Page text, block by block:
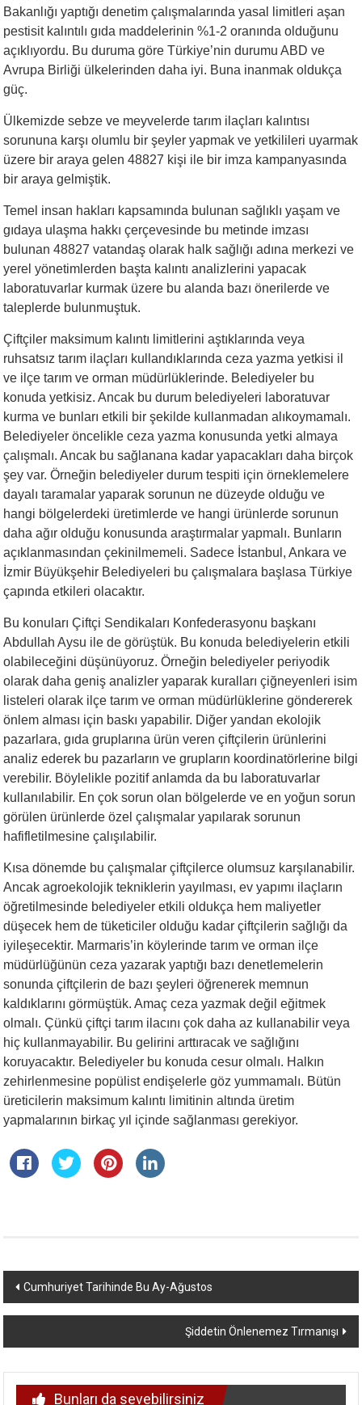
Bakanlığı yaptığı denetim çalışmalarında yasal limitleri aşan
pestisit kalıntılı gıda maddelerinin %1-2 oranında olduğunu
açıklıyordu. Bu duruma göre Türkiye’nin durumu ABD ve
Avrupa Birliği ülkelerinden daha iyi. Buna inanmak oldukça
güç.
Ülkemizde sebze ve meyvelerde tarım ilaçları kalıntısı
sorununa karşı olumlu bir şeyler yapmak ve yetkilileri uyarmak
üzere bir araya gelen 48827 kişi ile bir imza kampanyasında
bir araya gelmiştik.
Temel insan hakları kapsamında bulunan sağlıklı yaşam ve
gıdaya ulaşma hakkı çerçevesinde bu metinde imzası
bulunan 48827 vatandaş olarak halk sağlığı adına merkezi ve
yerel yönetimlerden başta kalıntı analizlerini yapacak
laboratuvarlar kurmak üzere bu alanda bazı önerilerde ve
taleplerde bulunmuştuk.
Çiftçiler maksimum kalıntı limitlerini aştıklarında veya
ruhsatsız tarım ilaçları kullandıklarında ceza yazma yetkisi il
ve ilçe tarım ve orman müdürlüklerinde. Belediyeler bu
konuda yetkisiz. Ancak bu durum belediyeleri laboratuvar
kurma ve bunları etkili bir şekilde kullanmadan alıkoymamalı.
Belediyeler öncelikle ceza yazma konusunda yetki almaya
çalışmalı. Ancak bu sağlanana kadar yapacakları daha birçok
şey var. Örneğin belediyeler durum tespiti için örneklemelere
dayalı taramalar yaparak sorunun ne düzeyde olduğu ve
hangi bölgelerdeki üretimlerde ve hangi ürünlerde sorunun
daha ağır olduğu konusunda araştırmalar yapmalı. Bunların
açıklanmasından çekinilmemeli. Sadece İstanbul, Ankara ve
İzmir Büyükşehir Belediyeleri bu çalışmalara başlasa Türkiye
çapında etkileri olacaktır.
Bu konuları Çiftçi Sendikaları Konfederasyonu başkanı
Abdullah Aysu ile de görüştük. Bu konuda belediyelerin etkili
olabileceğini düşünüyoruz. Örneğin belediyeler periyodik
olarak daha geniş analizler yaparak kuralları çiğneyenleri isim
listeleri olarak ilçe tarım ve orman müdürlüklerine göndererek
önlem alması için baskı yapabilir. Diğer yandan ekolojik
pazarlara, gıda gruplarına ürün veren çiftçilerin ürünlerini
analiz ederek bu pazarların ve grupların koordinatörlerine bilgi
verebilir. Böylelikle pozitif anlamda da bu laboratuvarlar
kullanılabilir. En çok sorun olan bölgelerde ve en yoğun sorun
görülen ürünlerde özel çalışmalar yapılarak sorunun
hafifletilmesine çalışılabilir.
Kısa dönemde bu çalışmalar çiftçilerce olumsuz karşılanabilir.
Ancak agroekolojik tekniklerin yayılması, ev yapımı ilaçların
öğretilmesinde belediyeler etkili oldukça hem maliyetler
düşecek hem de tüketiciler olduğu kadar çiftçilerin sağlığı da
iyileşecektir. Marmaris’in köylerinde tarım ve orman ilçe
müdürlüğünün ceza yazarak yaptığı bazı denetlemelerin
sonunda çiftçilerin de bazı şeyleri öğrenerek memnun
kaldıklarını görmüştük. Amaç ceza yazmak değil eğitmek
olmalı. Çünkü çiftçi tarım ilacını çok daha az kullanabilir veya
hiç kullanmayabilir. Bu gelirini arttıracak ve sağlığını
koruyacaktır. Belediyeler bu konuda cesur olmalı. Halkın
zehirlenmesine popülist endişelerle göz yummamalı. Bütün
üreticilerin maksimum kalıntı limitinin altında üretim
yapmalarının birkaç yıl içinde sağlanması gerekiyor.
Yazı
dolaşımı
Cumhuriyet Tarihinde Bu Ay-Ağustos
Şiddetin Önlenemez Tırmanışı
Bunları da sevebilirsiniz